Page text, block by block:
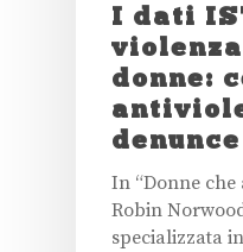
I dati
donne:
denunce
In “Donne che
Robin
specializzata